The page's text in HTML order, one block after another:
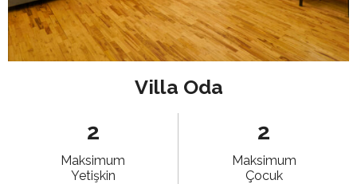
Villa Oda
2
Maksimum
Yetişkin
2
Maksimum
Çocuk